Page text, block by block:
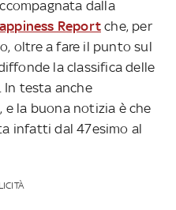
dalla
Reportche, per
oltre a fare il punto sul
la classifica delle
In testa anche
e la buona notizia è che
infatti dal 47esimo al